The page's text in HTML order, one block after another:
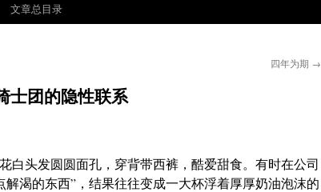
文章总目录
四年为期 →
士团的隐性联系
白头发圆圆面孔，穿背带西裤，酷爱甜食。有时在公司
渴的东西”，结果往往变成一大杯浮着厚厚奶油泡沫的